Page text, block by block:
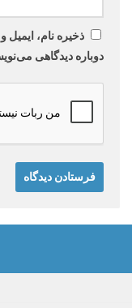
ذخیره نام،
دوباره دیدگاهی